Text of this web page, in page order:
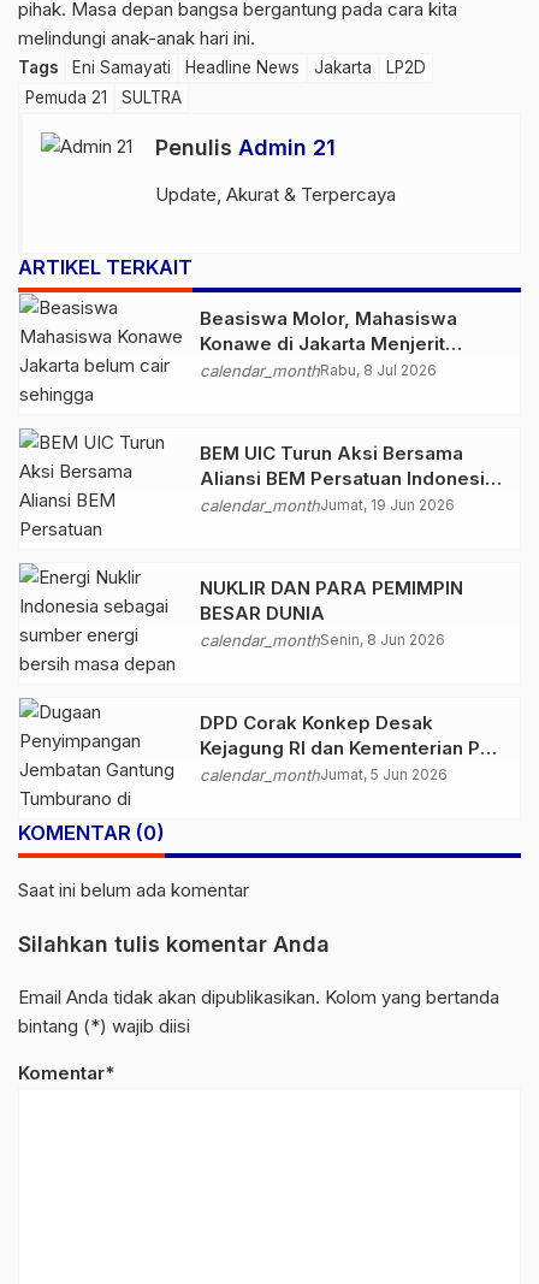
pihak. Masa depan bangsa bergantung pada cara kita
melindungi anak-anak hari ini.
Tags Eni Samayati Headline News Jakarta
LP2D
Pemuda 21
SULTRA
Penulis Admin 21
Update, Akurat & Terpercaya
ARTIKEL TERKAIT
Beasiswa Molor, Mahasiswa
Konawe di Jakarta Menjerit
Jelang Ujian Semester
calendar_monthRabu, 8 Jul 2026
BEM UIC Turun Aksi Bersama
Aliansi BEM Persatuan Indonesia,
Serukan Dialog Kebangsaan dan
calendar_monthJumat, 19 Jun 2026
NUKLIR DAN PARA PEMIMPIN
BESAR DUNIA
calendar_monthSenin, 8 Jun 2026
DPD Corak Konkep Desak
Kejagung RI dan Kementerian PU
Usut Tuntas Dugaan
calendar_monthJumat, 5 Jun 2026
KOMENTAR (0)
Saat ini belum ada komentar
Silahkan tulis komentar Anda
Email Anda tidak akan dipublikasikan. Kolom yang bertanda
bintang (*) wajib diisi
Komentar*